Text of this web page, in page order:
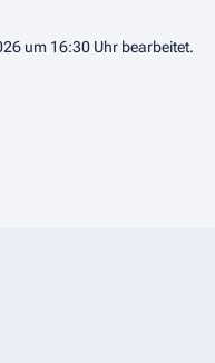
um 16:30 Uhr bearbeitet.